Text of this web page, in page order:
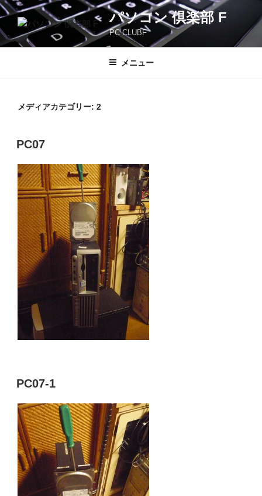
コ
ン
テ
ン
パソコン 倶楽部 F
PC CLUBF
メニュー
メディアカテゴリー: 2
PC07
PC07-1